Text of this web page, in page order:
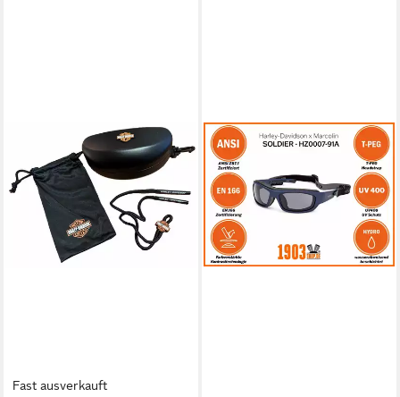
Fast ausverkauft